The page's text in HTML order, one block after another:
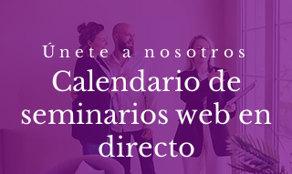
Únete a nosotros
Calendario de
seminarios web en
directo